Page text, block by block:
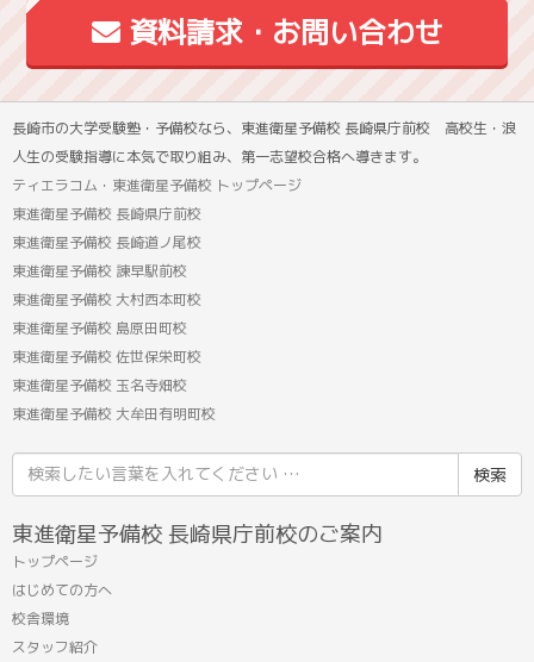
資料請求・お問い合わせ
長崎市の大学受験塾・予備校なら、東進衛星予備校 長崎県庁前校 高校生・浪
人生の受験指導に本気で取り組み、第一志望校合格へ導きます。
ティエラコム・東進衛星予備校 トップページ
東進衛星予備校 長崎県庁前校
東進衛星予備校 長崎道ノ尾校
東進衛星予備校 諫早駅前校
東進衛星予備校 大村西本町校
東進衛星予備校 島原田町校
東進衛星予備校 佐世保栄町校
東進衛星予備校 玉名寺畑校
東進衛星予備校 大牟田有明町校
索
結
東進衛星予備校 長崎県庁前校のご案内
トップページ
はじめての方へ
校舎環境
スタッフ紹介